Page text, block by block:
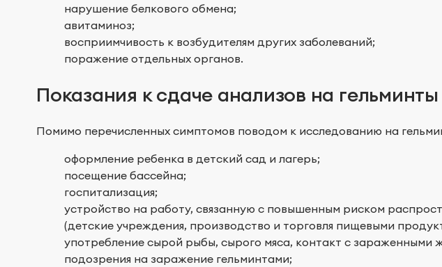
нарушение белкового обмена;
авитаминоз;
восприимчивость к возбудителям других заболеваний;
поражение отдельных органов.
Показания к сдаче анализов на гельминты
Помимо перечисленных симптомов поводом к исследованию на
оформление ребенка в детский сад и лагерь;
посещение бассейна;
госпитализация;
устройство на работу, связанную с повышенным риском
(детские учреждения, производство и торговля пищевыми
употребление сырой рыбы, сырого мяса, контакт с зараженными
подозрения на заражение гельминтами;